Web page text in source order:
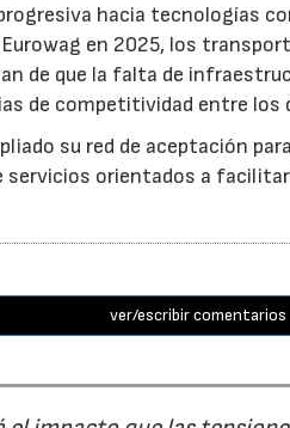
hacia tecnologías
en 2025, los
de que la falta de
de competitividad entre
su red de aceptación
servicios orientados a
ver/escribir comentarios